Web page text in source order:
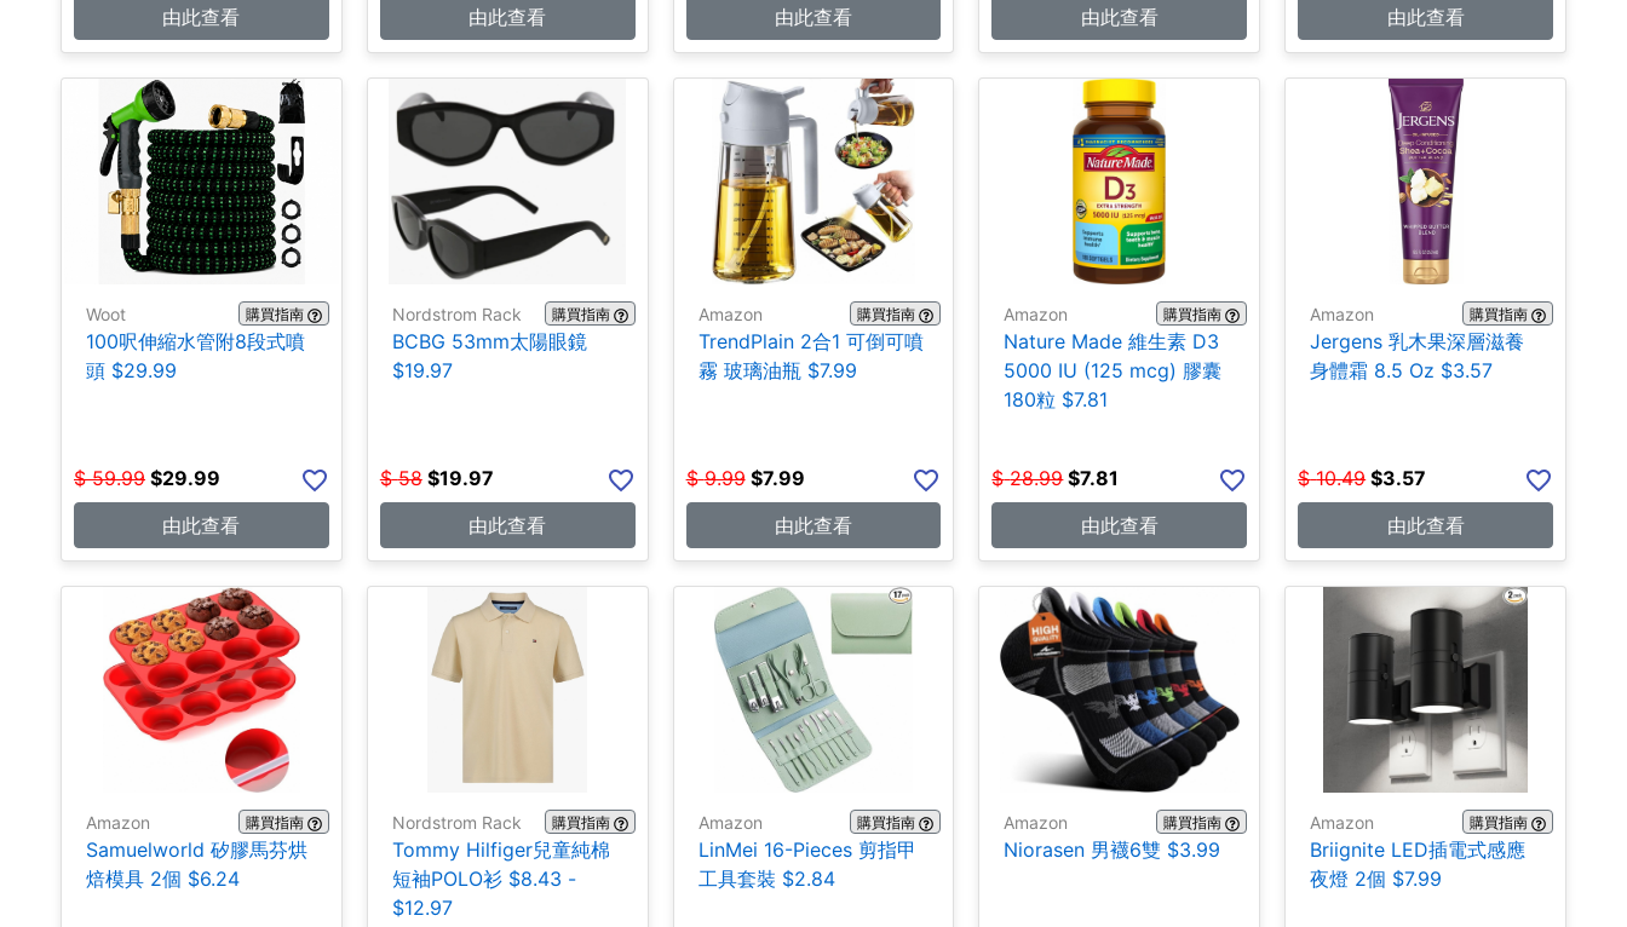
由此查看
由此查看
由此查看
由此查看
由此查看
Woot 購買指南
100呎伸縮水管附8段式噴
頭 $29.99
$ 59.99 $29.99
由此查看
Nordstrom Rack 購買指南
BCBG 53mm太陽眼鏡
$19.97
$ 58 $19.97
由此查看
Amazon 購買指南
TrendPlain 2合1 可倒可噴
霧 玻璃油瓶 $7.99
$ 9.99 $7.99
由此查看
Amazon 購買指南
Nature Made 維生素 D3
5000 IU (125 mcg) 膠囊
180粒 $7.81
$ 28.99 $7.81
由此查看
Amazon 購買指南
Jergens 乳木果深層滋養
身體霜 8.5 Oz $3.57
$ 10.49 $3.57
由此查看
Amazon 購買指南
Samuelworld 矽膠馬芬烘
焙模具 2個 $6.24
Nordstrom Rack 購買指南
Tommy Hilfiger兒童純棉
短袖POLO衫 $8.43 -
$12.97
Amazon 購買指南
LinMei 16-Pieces 剪指甲
工具套裝 $2.84
Amazon 購買指南
Niorasen 男襪6雙 $3.99
Amazon 購買指南
Briignite LED插電式感應
夜燈 2個 $7.99